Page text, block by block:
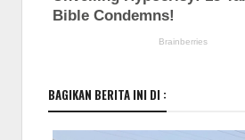
BAGIKAN BERITA INI DI :